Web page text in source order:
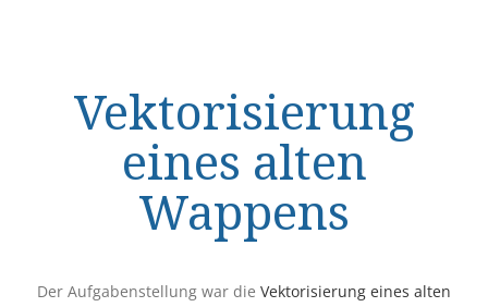
Vektorisierung
eines alten
Wappens
Der Aufgabenstellung war die Vektorisierung eines alten